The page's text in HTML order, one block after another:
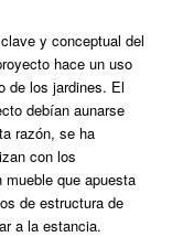
y conceptual del
hace un uso
de los jardines. El
debían aunarse
razón, se ha
con los
que apuesta
de estructura de
a la estancia.